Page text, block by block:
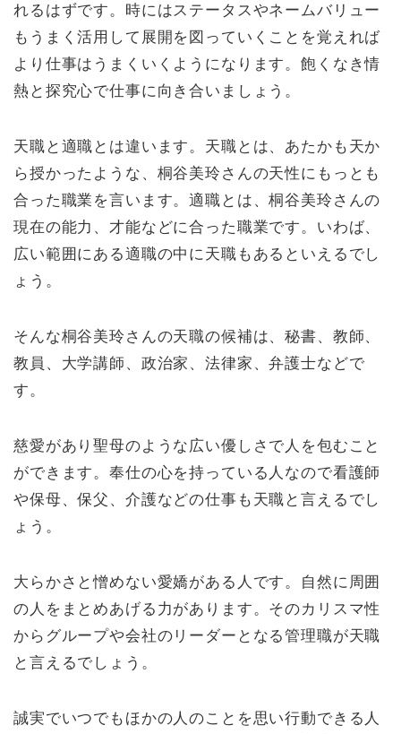
れるはずです。時にはステータスやネームバリュー
もうまく活用して展開を図っていくことを覚えれば
より仕事はうまくいくようになります。飽くなき情
熱と探究心で仕事に向き合いましょう。
天職と適職とは違います。天職とは、あたかも天か
ら授かったような、桐谷美玲さんの天性にもっとも
合った職業を言います。適職とは、桐谷美玲さんの
現在の能力、才能などに合った職業です。いわば、
広い範囲にある適職の中に天職もあるといえるでし
ょう。
そんな桐谷美玲さんの天職の候補は、秘書、教師、
教員、大学講師、政治家、法律家、弁護士などで
す。
慈愛があり聖母のような広い優しさで人を包むこと
ができます。奉仕の心を持っている人なので看護師
や保母、保父、介護などの仕事も天職と言えるでし
ょう。
大らかさと憎めない愛嬌がある人です。自然に周囲
の人をまとめあげる力があります。そのカリスマ性
からグループや会社のリーダーとなる管理職が天職
と言えるでしょう。
誠実でいつでもほかの人のことを思い行動できる人